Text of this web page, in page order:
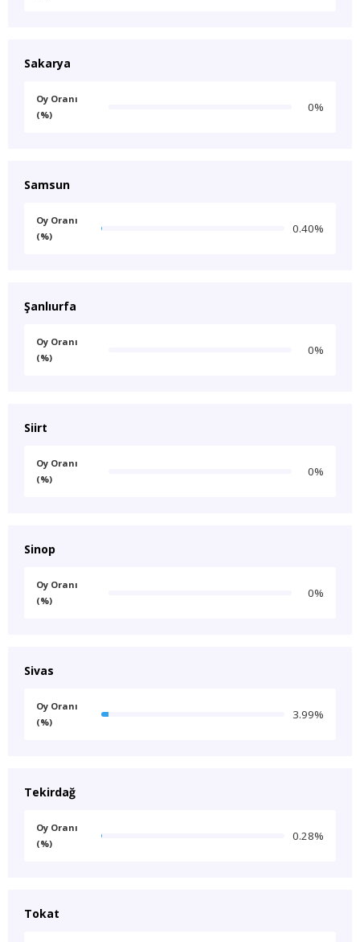
Sakarya
Oy Oranı
(%)
0%
Samsun
Oy Oranı
(%)
0.40%
Şanlıurfa
Oy Oranı
(%)
0%
Siirt
Oy Oranı
(%)
0%
Sinop
Oy Oranı
(%)
0%
Sivas
Oy Oranı
(%)
3.99%
Tekirdağ
Oy Oranı
(%)
0.28%
Tokat